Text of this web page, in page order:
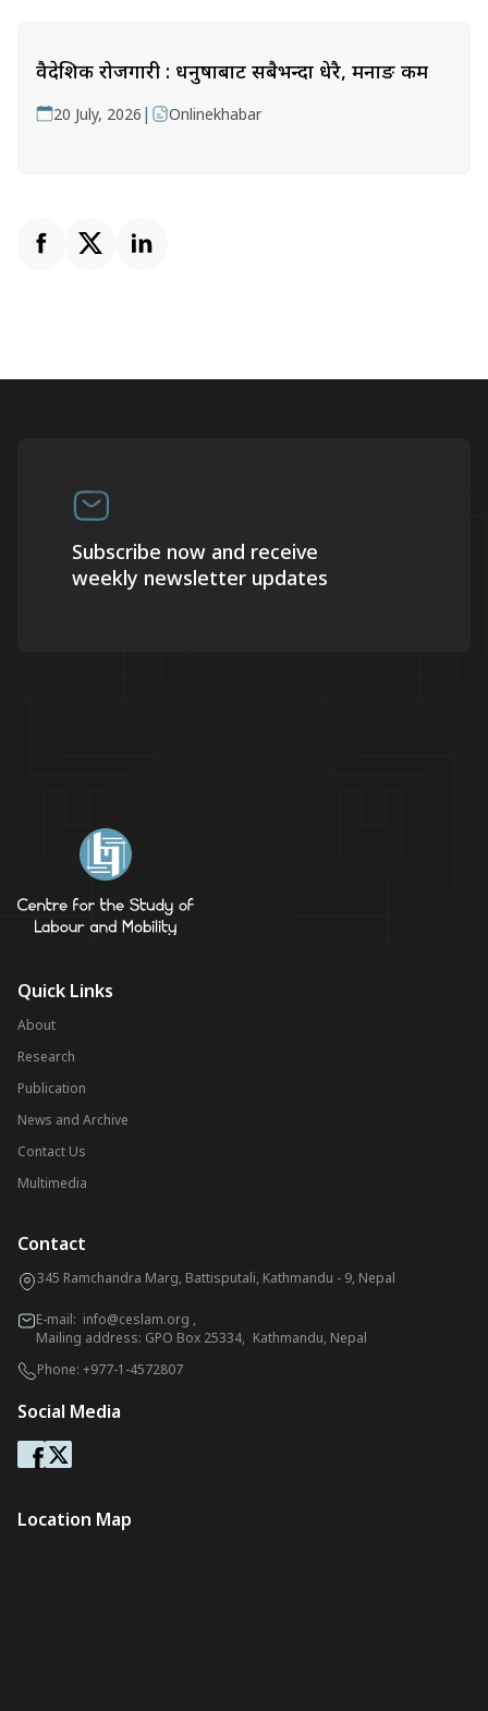
वैदेशिक रोजगारी : धनुषाबाट सबैभन्दा धेरै, मनाङ कम
20 July, 2026 | Onlinekhabar
Subscribe now and receive
weekly newsletter updates
Quick Links
About
Research
Publication
News and Archive
Contact Us
Multimedia
Contact
345 Ramchandra Marg, Battisputali, Kathmandu - 9, Nepal
E-mail: info@ceslam.org ,
Mailing address: GPO Box 25334, Kathmandu, Nepal
Phone: +977-1-4572807
Social Media
Location Map